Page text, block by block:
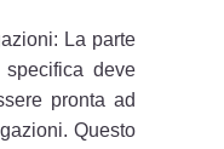
La parte
specifica deve
pronta ad
Questo